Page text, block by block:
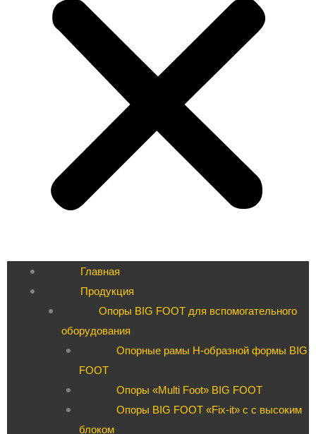
Главная
Продукция
Опоры BIG FOOT для вспомогательного
оборудования
Опорные рамы H-образной формы BIG
FOOT
Опоры «Multi Foot» BIG FOOT
Опоры BIG FOOT «Fix-it» c с высоким
блоком